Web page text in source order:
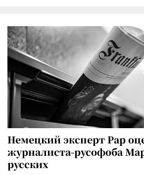
Немецкий эксперт Рар
журналиста-русофоба
русских